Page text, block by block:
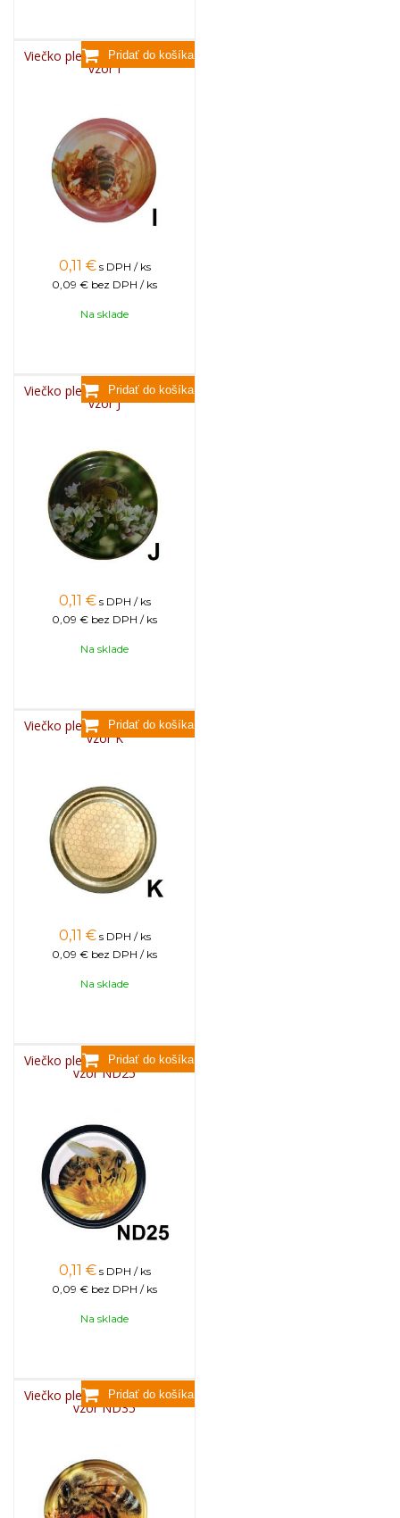
Viečko plechové TWIST 82 -
vzor I
0,11 € s DPH / ks
0,09 € bez DPH / ks
Na sklade
Viečko plechové TWIST 82 -
vzor J
0,11 € s DPH / ks
0,09 € bez DPH / ks
Na sklade
Viečko plechové TWIST 82 -
vzor K
0,11 € s DPH / ks
0,09 € bez DPH / ks
Na sklade
Viečko plechové TWIST 82 -
vzor ND25
0,11 € s DPH / ks
0,09 € bez DPH / ks
Na sklade
Viečko plechové TWIST 82 -
vzor ND35